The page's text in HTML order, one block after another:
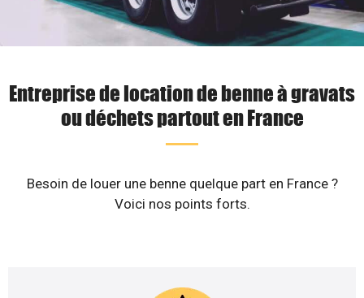
Entreprise de location de benne à gravats
ou déchets partout en France
Besoin de louer une benne quelque part en France ?
Voici nos points forts.